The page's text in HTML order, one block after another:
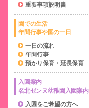
重要事項説明書
園での生活
年間行事や園の一日
一日の流れ
年間行事
預かり保育・延長保育
入園案内
名北ゼンヌ幼稚園入園案内
入園をご希望の方へ